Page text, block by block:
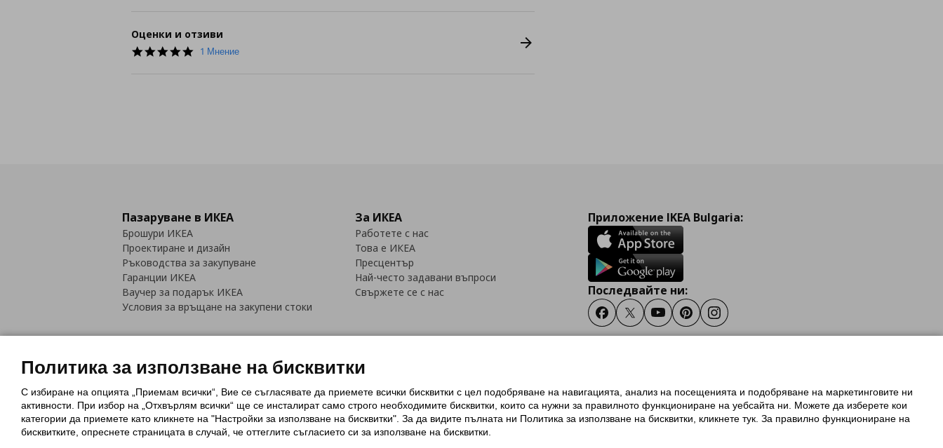
Оценки и отзиви
5.0
1 Мнение
Пазаруване в ИКЕА
Брошури ИКЕА
Проектиране и дизайн
Ръководства за закупуване
Гаранции ИКЕА
Ваучер за подарък ИКЕА
Условия за връщане на закупени стоки
За ИКЕА
Работете с нас
Това е ИКЕА
Пресцентър
Най-често задавани въпроси
Свържете се с нас
Приложение IKEA Bulgaria:
Последвайте ни:
FacebookTwitterYoutubePinterestInstagram
Политика за използване на бисквитки (Cookies)Избор на настройки за използване на бисквиткиУсловия за ползване на ikea.bg
Обща политика за личните данни
Политика за защита на личните данни на ikea.bg
Общи условия на програма IKEA Family
Политика за защита на лични данни на програма IKEA Family
Политика за използване на бисквитки
С избиране на опцията „Приемам всички“, Вие се съгласявате да приемете всички бисквитки с цел подобряване на навигацията, анализ на посещенията и подобряване на маркетинговите ни
активности. При избор на „Отхвърлям всички“ ще се инсталират само строго необходимитe бисквитки, които са нужни за правилното функциониране на уебсайта ни. Можете да изберете кои
категории да приемете като кликнете на "Настройки за използване на бисквитки". За да видите пълната ни Политика за използване на бисквитки, кликнете тук. За правилно функциониране на
бисквитките, опреснете страницата в случай, че оттеглите съгласието си за използване на бисквитки.